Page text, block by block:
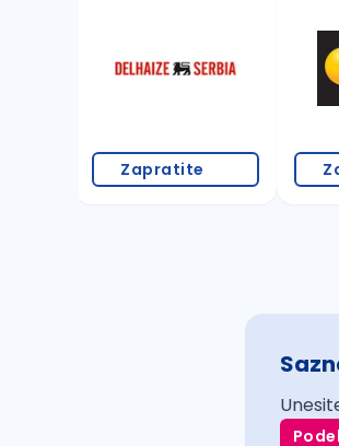
proverite pravopisne
povećajte radijus za
Zapratite